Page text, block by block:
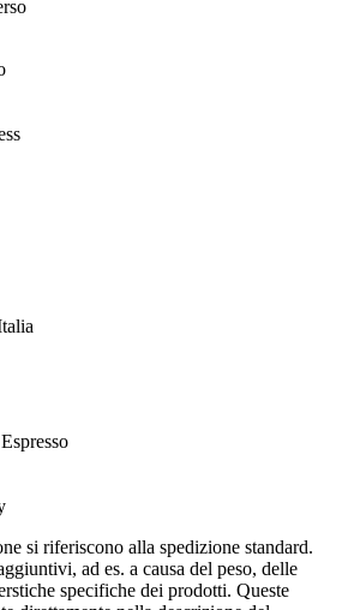
si riferiscono alla spedizione standard.
ad es. a causa del peso, delle
specifiche dei prodotti. Queste